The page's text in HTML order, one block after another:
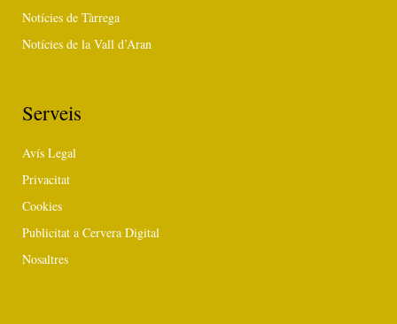
Notícies de Tàrrega
Notícies de la Vall d’Aran
Serveis
Avís Legal
Privacitat
Cookies
Publicitat a Cervera Digital
Nosaltres